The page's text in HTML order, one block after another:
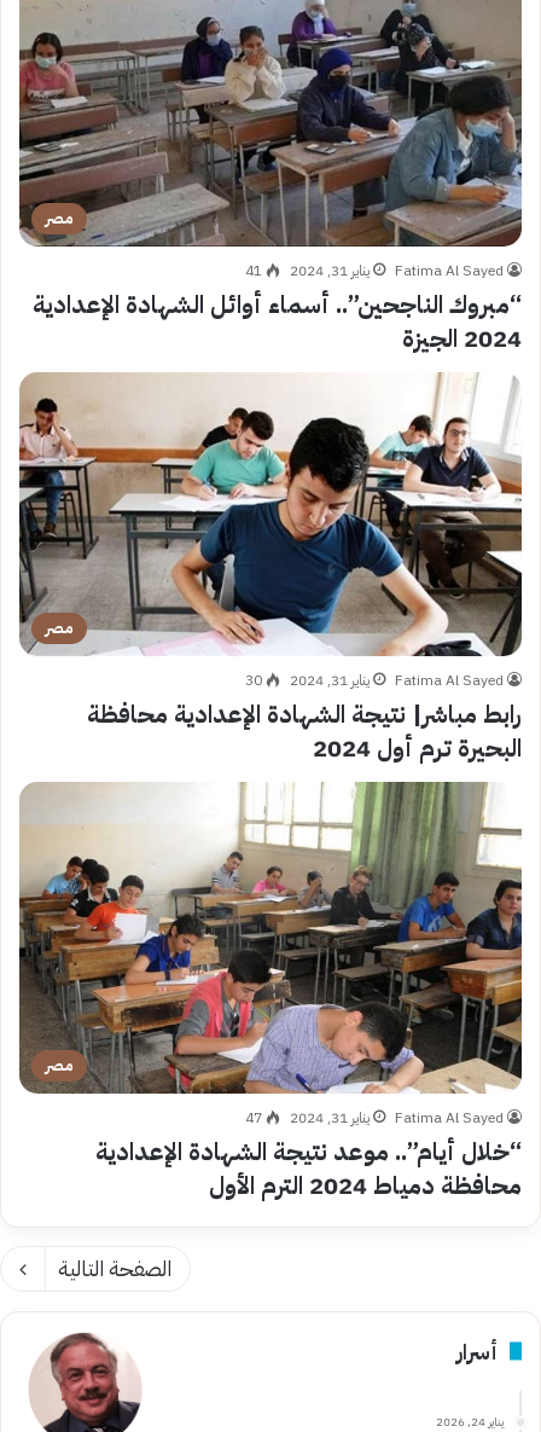
مصر
Fatima Al Sayed يناير 31, 2024 41
“مبروك الناجحين”.. أسماء أوائل الشهادة الإعدادية
2024 الجيزة
مصر
Fatima Al Sayed يناير 31, 2024 30
رابط مباشر| نتيجة الشهادة الإعدادية محافظة
البحيرة ترم أول 2024
مصر
Fatima Al Sayed يناير 31, 2024 47
“خلال أيام”.. موعد نتيجة الشهادة الإعدادية
محافظة دمياط 2024 الترم الأول
الصفحة التالية
أسرار
يناير 24, 2026